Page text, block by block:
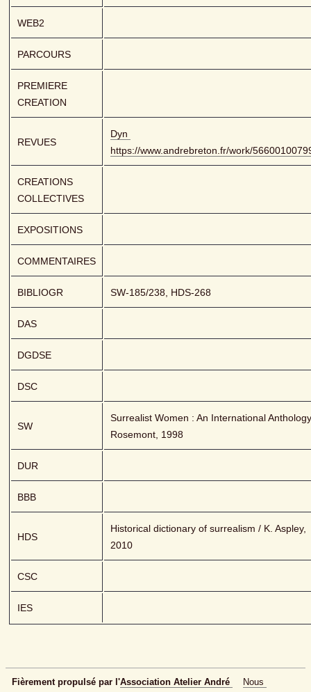
WEB2
PARCOURS
PREMIERE
CREATION
REVUES
Dyn
https://www.andrebreton.fr/work/
CREATIONS
COLLECTIVES
EXPOSITIONS
COMMENTAIRES
BIBLIOGR SW-185/238, HDS-268
DAS
DGDSE
DSC
SW
Surrealist Women : An International
Rosemont, 1998
DUR
BBB
HDS
Historical dictionary of surrealism / K. Aspley,
2010
CSC
IES
Fièrement propulsé par l'Association Atelier André Nous